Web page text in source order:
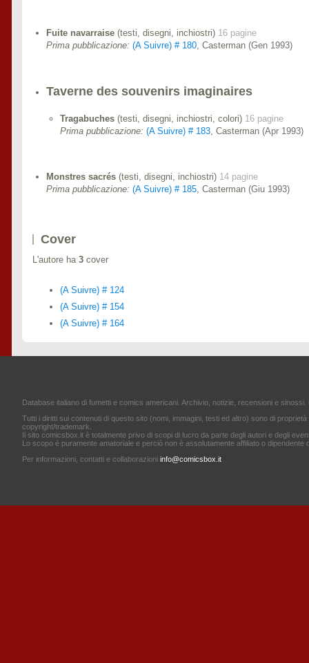
Fuite navarraise (testi, disegni, inchiostri) 16 pagine
Prima pubblicazione:(A Suivre) # 180 , Casterman(Gen 1993)
Taverne des souvenirs imaginaires
Tragabuches (testi, disegni, inchiostri, colori) 16 pagine
Prima pubblicazione:(A Suivre) # 183 , Casterman(Apr 1993)
Monstres sacrés (testi, disegni, inchiostri) 14 pagine
Prima pubblicazione:(A Suivre) # 185 , Casterman(Giu 1993)
Cover
L'autore ha3 cover
(A Suivre) # 124
(A Suivre) # 154
(A Suivre) # 164
Database italiano di fumetti e comics americani. Archivio, notizie, recensioni e
Tutti i diritti sui contenuti di questo sito (nomi, immagini, testi ed altro) sono di
copyright/trademark.
Il sito comicsbox.it è totalmente privo di scopi di lucro da parte degli autori e degli
Lo scopo è puramente amatoriale e perciò non è assolutamente affiliato o dipendente
Per informazioni, contatti e collaborazioni info@comicsbox.it